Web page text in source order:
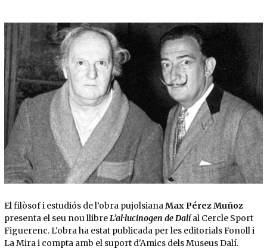
El filòsof i estudiós de l’obra pujolsianaMax Pérez Muñoz
presenta el seu nou llibreL’al·lucinogen de Dalíal Cercle Sport
Figuerenc. L'obra ha estat publicada per les editorials Fonoll i
La Mira i compta amb el suport d'Amics dels Museus Dalí.